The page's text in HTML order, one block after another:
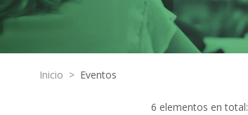
Inicio > Eventos
6 elementos en total: